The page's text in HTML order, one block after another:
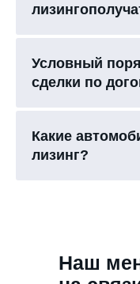
Условный
сделки по
Какие
лизинг?
Наш